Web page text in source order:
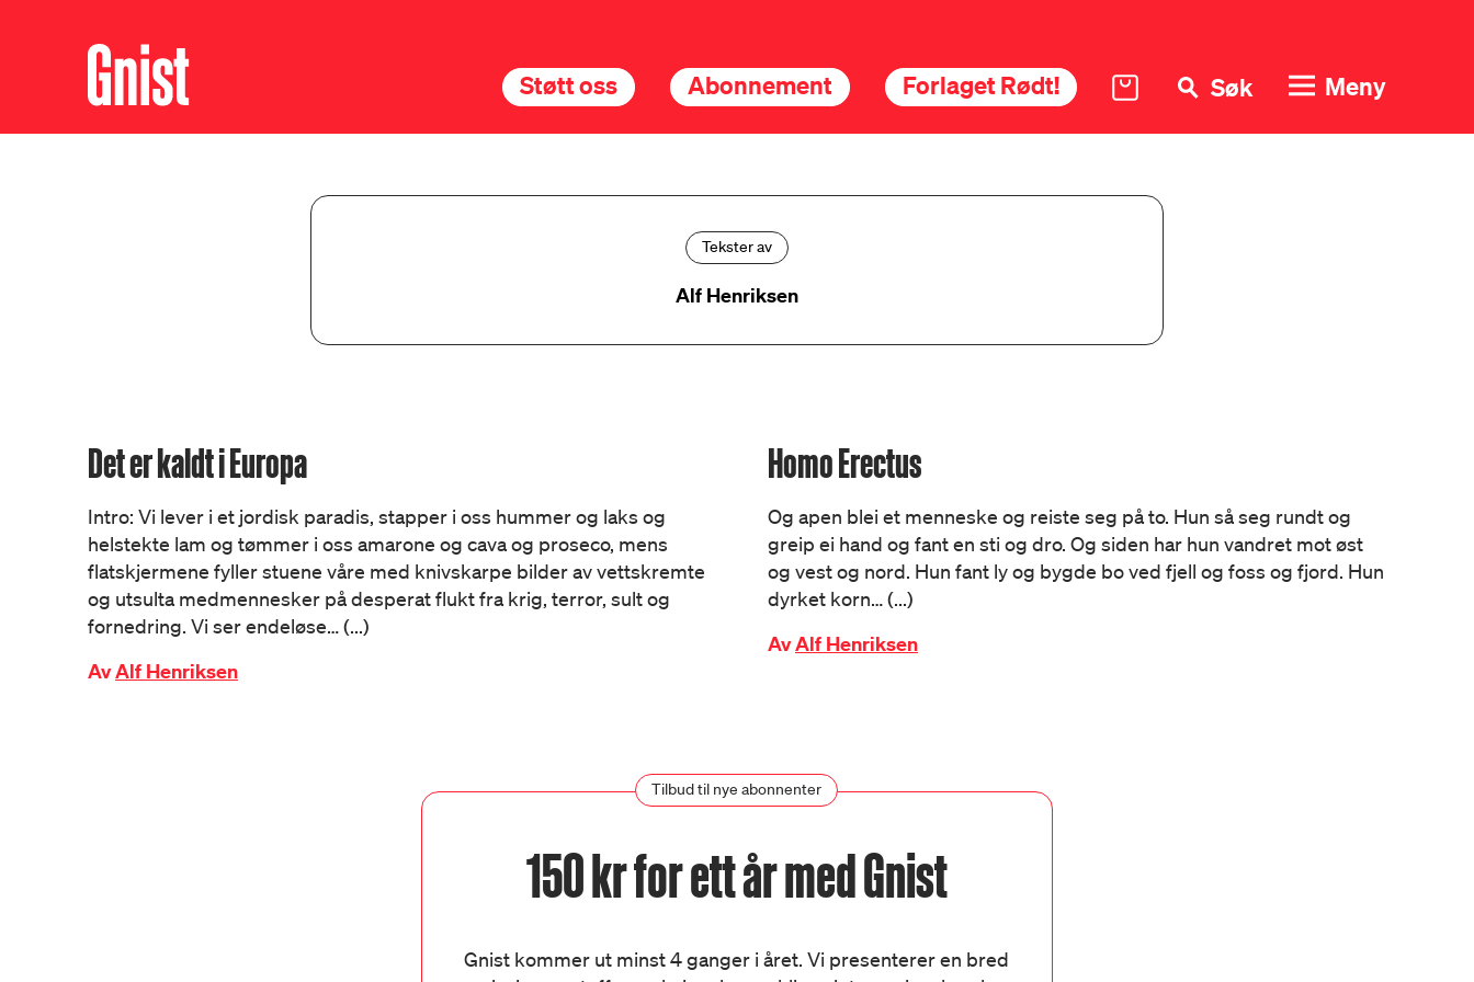
Støtt oss Abonnement Forlaget Rødt! Søk Meny
Tekster av
Alf Henriksen
Det er kaldt i Europa
Intro: Vi lever i et jordisk paradis, stapper i oss hummer og laks og
helstekte lam og tømmer i oss amarone og cava og proseco, mens
flatskjermene fyller stuene våre med knivskarpe bilder av vettskremte
og utsulta medmennesker på desperat flukt fra krig, terror, sult og
fornedring. Vi ser endeløse… (...)
AvAlf Henriksen
Homo Erectus
Og apen blei et menneske og reiste seg på to. Hun så seg rundt og
greip ei hand og fant en sti og dro. Og siden har hun vandret mot øst
og vest og nord. Hun fant ly og bygde bo ved fjell og foss og fjord. Hun
dyrket korn… (...)
AvAlf Henriksen
Tilbud til nye abonnenter
150 kr for ett år med Gnist
Gnist kommer ut minst 4 ganger i året. Vi presenterer en bred